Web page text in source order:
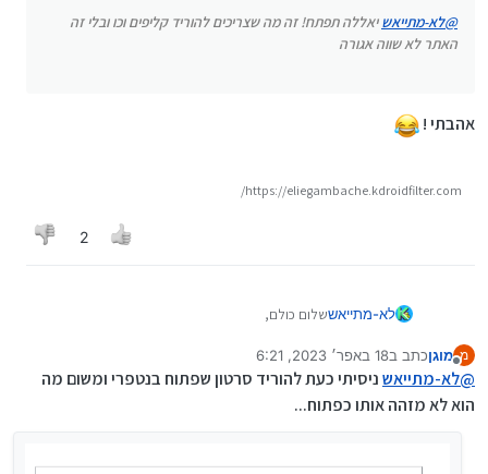
@לא-מתייאשיאללה תפתח! זה מה שצריכים להוריד קליפים וכו ובלי זה
האתר לא שווה אגורה
אהבתי !
https://eliegambache.kdroidfilter.com/
2
לא-מתייאששלום כולם,
בניתי אתר להורדת סרטונים מיוטיוב : , אל תשאלו למה
קראתי לו "תמר", אני גם לא יודע, רק שזה קצת דומה
ל"המרת" סרטונים.
בברכה
מ
מנותק
מוגןכתב ב18 באפר׳ 2023, 6:21
נערך לאחרונה על ידי
@לא-מתייאשניסיתי כעת להוריד סרטון שפתוח בנטפרי ומשום מה
הוא לא מזהה אותו כפתוח...